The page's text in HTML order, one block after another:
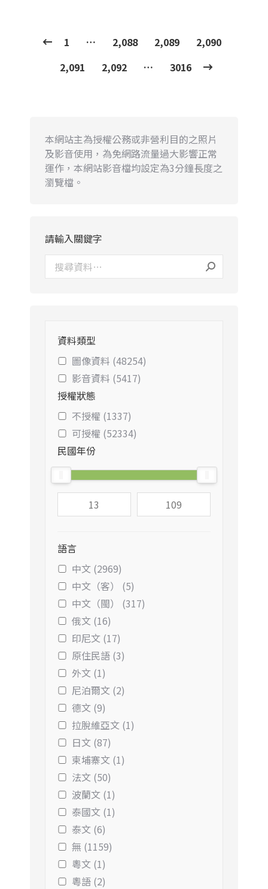
1 … 2,088 2,089
2,090
2,091
2,092 … 3016
本網站主為授權公務或非營利目的之照片
及影音使用，為免網路流量過大影響正常
運作，本網站影音檔均設定為3分鐘長度之
瀏覽檔。
請輸入關鍵字
資料類型
圖像資料 (48254)
影音資料 (5417)
授權狀態
不授權 (1337)
可授權 (52334)
民國年份
語言
中文 (2969)
中文（客） (5)
中文（閩） (317)
俄文 (16)
印尼文 (17)
原住民語 (3)
外文 (1)
尼泊爾文 (2)
德文 (9)
拉脫維亞文 (1)
日文 (87)
柬埔寨文 (1)
法文 (50)
波蘭文 (1)
泰國文 (1)
泰文 (6)
無 (1159)
粵文 (1)
粵語 (2)